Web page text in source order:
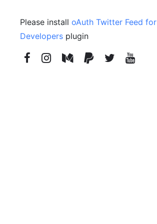
Please install oAuth Twitter Feed for
Developers plugin